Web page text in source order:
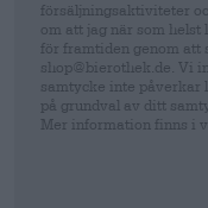
försäljningsaktiviteter
om att jag när som
för framtiden genom att
shop@bierothek.de. Vi
samtycke inte påverkar
på grundval av ditt
Mer information finns i